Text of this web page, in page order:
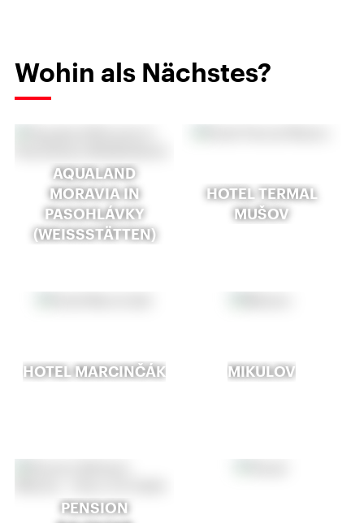
Wohin als Nächstes?
AQUALAND
MORAVIA IN
PASOHLÁVKY
(WEISSSTÄTTEN)
HOTEL TERMAL
MUŠOV
HOTEL MARCINČÁK MIKULOV
PENSION